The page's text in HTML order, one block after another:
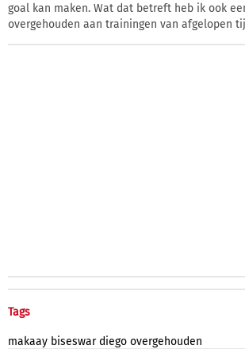
goal kan maken. Wat dat betreft heb ik ook
overgehouden aan trainingen van afgelopen
Tags
makaay biseswar diego overgehouden